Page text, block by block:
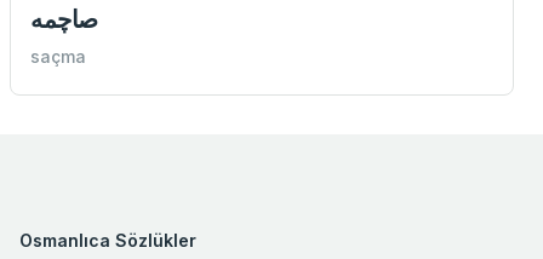
‌صاچمه
saçma
Osmanlıca Sözlükler